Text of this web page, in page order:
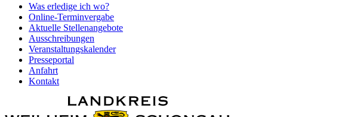
Was erledige ich wo?
Online-Terminvergabe
Aktuelle Stellenangebote
Ausschreibungen
Veranstaltungskalender
Presseportal
Anfahrt
Kontakt